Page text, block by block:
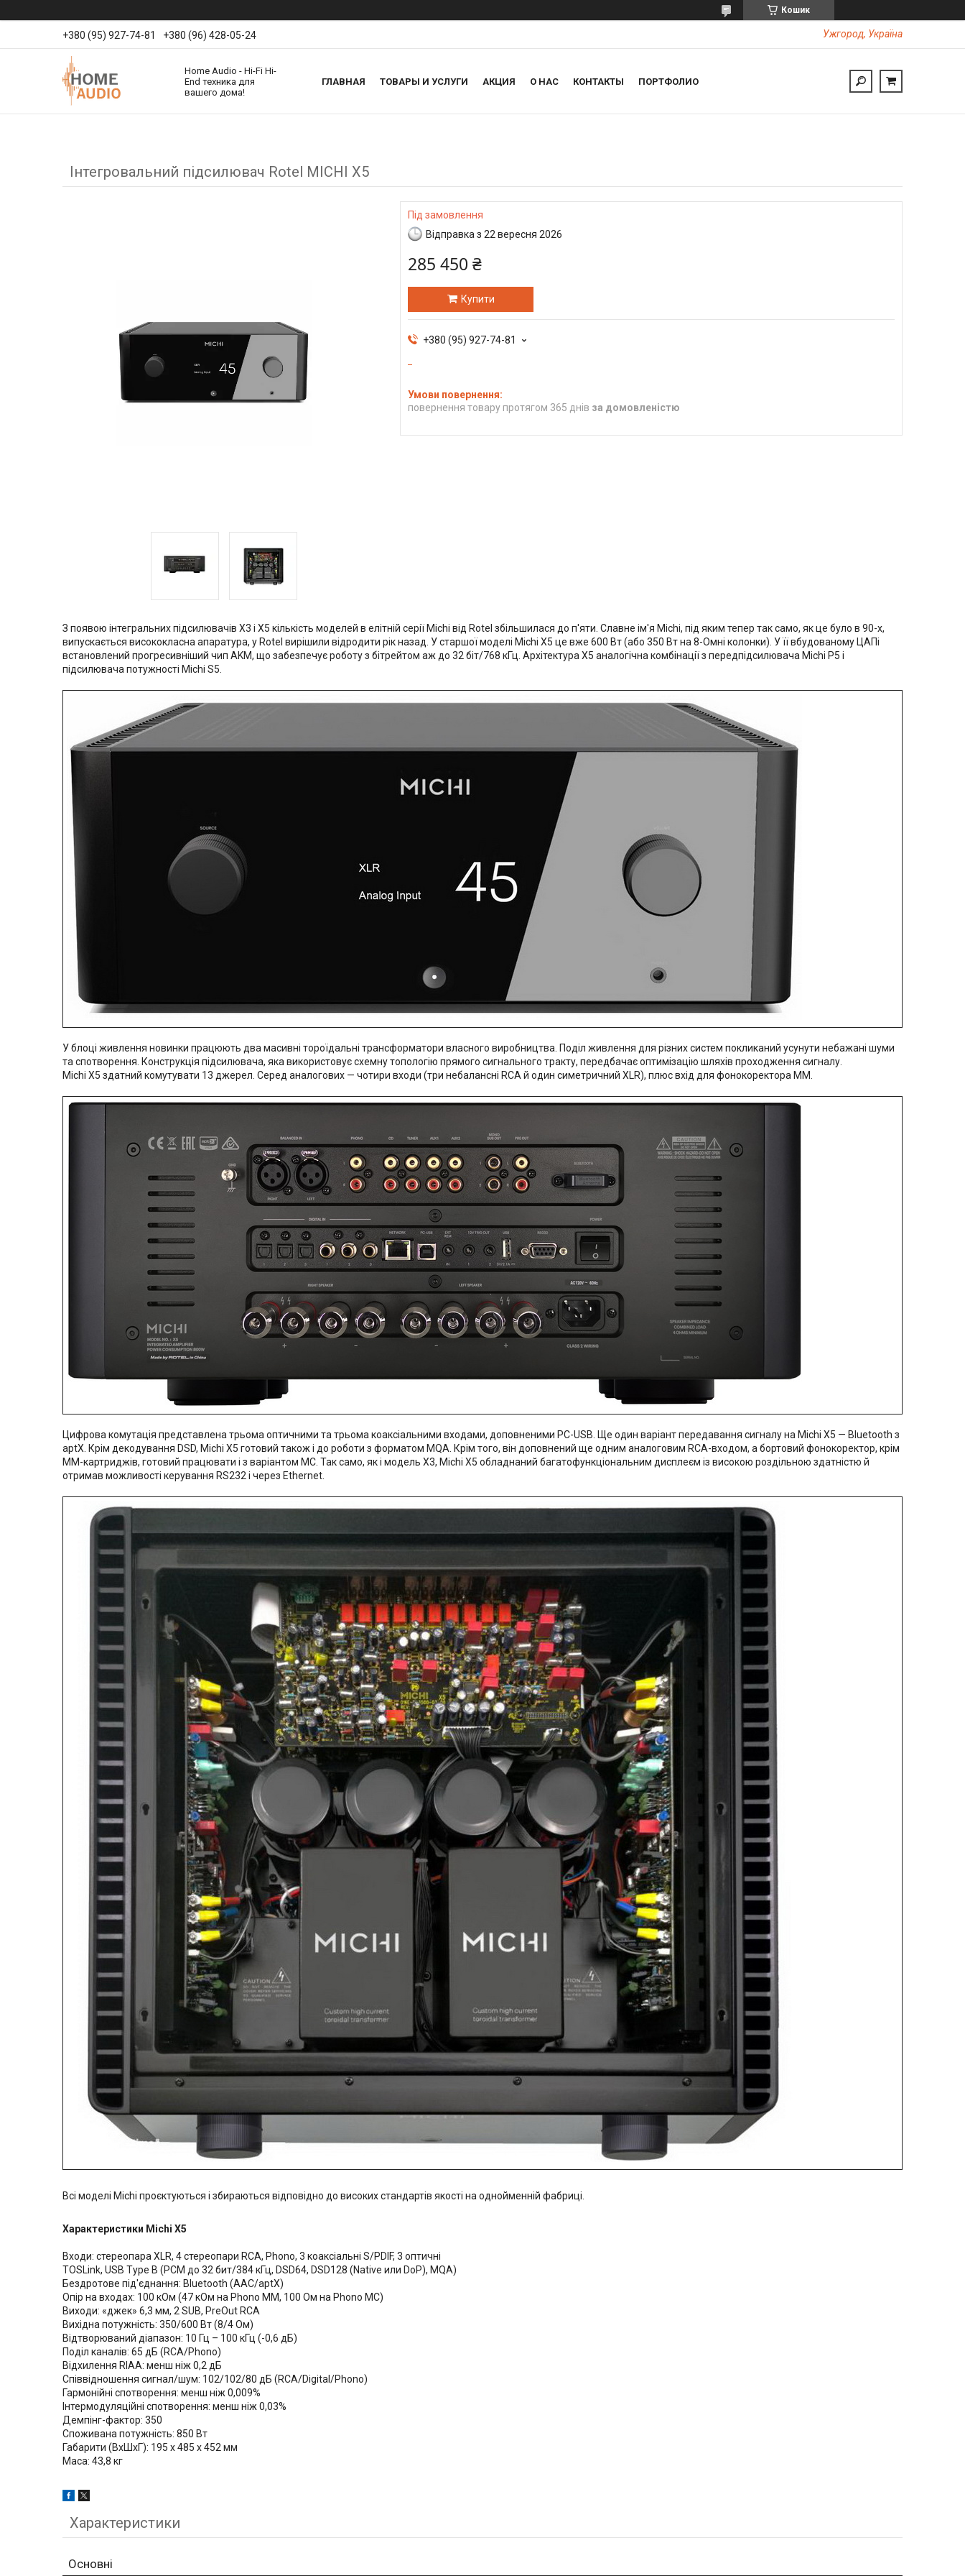
Кошик
+380 (95) 927-74-81 +380 (96) 428-05-24 Ужгород, Україна
Home Audio - Hi-Fi Hi-
End техника для
вашего дома!
ГЛАВНАЯ ТОВАРЫ И УСЛУГИ АКЦИЯ О НАС КОНТАКТЫ ПОРТФОЛИО
Інтегровальний підсилювач Rotel MICHI X5
Під замовлення
Відправка з 22 вересня 2026
285 450 ₴
Купити
+380 (95) 927-74-81
повернення товару протягом 365 днів за домовленістю
З появою інтегральних підсилювачів X3 і X5 кількість моделей в елітній серії Michi від Rotel збільшилася до п'яти. Славне ім'я Michi, під яким тепер так само, як це було в 90-х,
випускається висококласна апаратура, у Rotel вирішили відродити рік назад. У старшої моделі Michi X5 це вже 600 Вт (або 350 Вт на 8-Омні колонки). У її вбудованому ЦАПі
встановлений прогресивніший чип AKM, що забезпечує роботу з бітрейтом аж до 32 біт/768 кГц. Архітектура X5 аналогічна комбінації з передпідсилювача Michi P5 і
підсилювача потужності Michi S5.
У блоці живлення новинки працюють два масивні тороїдальні трансформатори власного виробництва. Поділ живлення для різних систем покликаний усунути небажані шуми
та спотворення. Конструкція підсилювача, яка використовує схемну топологію прямого сигнального тракту, передбачає оптимізацію шляхів проходження сигналу.
Michi X5 здатний комутувати 13 джерел. Серед аналогових — чотири входи (три небалансні RCA й один симетричний XLR), плюс вхід для фонокоректора MM.
Цифрова комутація представлена трьома оптичними та трьома коаксіальними входами, доповненими PC-USB. Ще один варіант передавання сигналу на Michi X5 — Bluetooth з
aptX. Крім декодування DSD, Michi X5 готовий також і до роботи з форматом MQA. Крім того, він доповнений ще одним аналоговим RCA-входом, а бортовий фонокоректор, крім
MM-картриджів, готовий працювати і з варіантом MC. Так само, як і модель X3, Michi X5 обладнаний багатофункціональним дисплеєм із високою роздільною здатністю й
отримав можливості керування RS232 і через Ethernet.
Всі моделі Michi проєктуються і збираються відповідно до високих стандартів якості на однойменній фабриці.
Характеристики Michi X5
Входи: стереопара XLR, 4 стереопари RCA, Phono, 3 коаксіальні S/PDIF, 3 оптичні
TOSLink, USB Type B (PCM до 32 бит/384 кГц, DSD64, DSD128 (Native или DoP), MQA)
Бездротове під'єднання: Bluetooth (AAC/aptX)
Опір на входах: 100 кОм (47 кОм на Phono MM, 100 Ом на Phono MC)
Виходи: «джек» 6,3 мм, 2 SUB, PreOut RCA
Вихідна потужність: 350/600 Вт (8/4 Ом)
Відтворюваний діапазон: 10 Гц – 100 кГц (-0,6 дБ)
Поділ каналів: 65 дБ (RCA/Phono)
Відхилення RIAA: менш ніж 0,2 дБ
Співвідношення сигнал/шум: 102/102/80 дБ (RCA/Digital/Phono)
Гармонійні спотворення: менш ніж 0,009%
Інтермодуляційні спотворення: менш ніж 0,03%
Демпінг-фактор: 350
Споживана потужність: 850 Вт
Габарити (ВхШхГ): 195 x 485 x 452 мм
Маса: 43,8 кг
Характеристики
Основні